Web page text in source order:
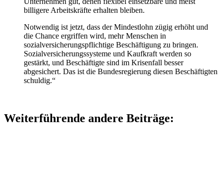
billigere Arbeitskräfte erhalten bleiben.
Notwendig ist jetzt, dass der Mindestlohn zügig erhöht und
die Chance ergriffen wird, mehr Menschen in
sozialversicherungspflichtige Beschäftigung zu bringen.
Sozialversicherungssysteme und Kaufkraft werden so
gestärkt, und Beschäftigte sind im Krisenfall besser
abgesichert. Das ist die Bundesregierung diesen Beschäftigten
schuldig.“
Weiterführende andere Beiträge: